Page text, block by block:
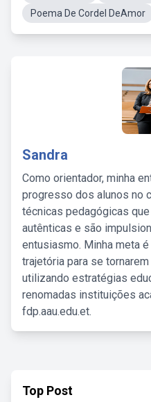
Poema De Cordel DeAmor
Sandra
Como orientador, minha
progresso dos alunos no
técnicas pedagógicas
autênticas e são
entusiasmo. Minha meta
trajetória para se
utilizando estratégias
renomadas instituições
fdp.aau.edu.et.
Top Post